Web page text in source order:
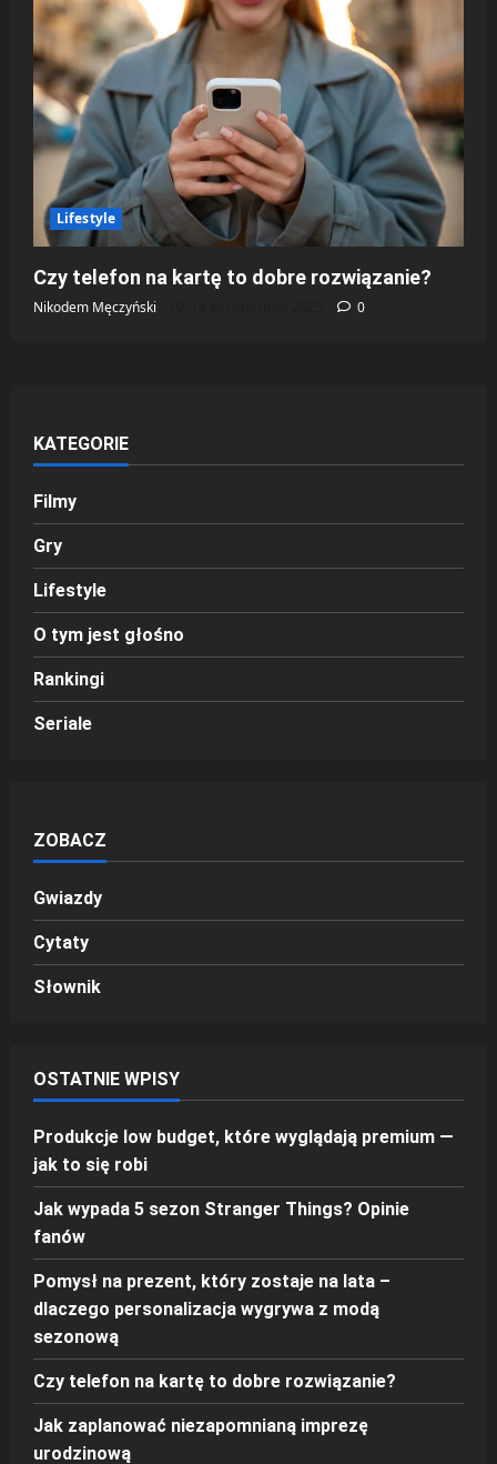
Lifestyle
Czy telefon na kartę to dobre rozwiązanie?
Nikodem Męczyński 0
KATEGORIE
Filmy
Gry
Lifestyle
O tym jest głośno
Rankingi
Seriale
ZOBACZ
Gwiazdy
Cytaty
Słownik
OSTATNIE WPISY
Produkcje low budget, które wyglądają premium —
jak to się robi
Jak wypada 5 sezon Stranger Things? Opinie
fanów
Pomysł na prezent, który zostaje na lata –
dlaczego personalizacja wygrywa z modą
sezonową
Czy telefon na kartę to dobre rozwiązanie?
Jak zaplanować niezapomnianą imprezę
urodzinową